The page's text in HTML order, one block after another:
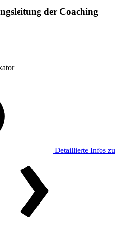
der Coaching
Detaillierte Infos zu